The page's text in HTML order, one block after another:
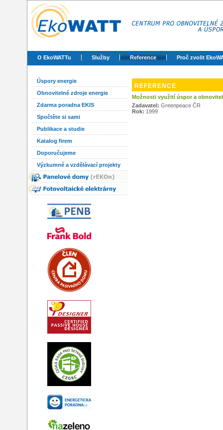
O EkoWATTu Služby Reference Proč zvolit
Úspory energie
Obnovitelné zdroje energie
Zdarma poradna EKIS
Spočtěte si sami
Publikace a studie
Katalog firem
Doporučujeme
Výzkumné a vzdělávací projekty
REFERENCE
Možnosti využití úspor a
Zadavatel: Greenpeace ČR
Rok: 1999